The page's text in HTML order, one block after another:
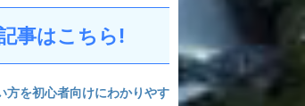
事はこちら!
を初心者向けにわかりやす